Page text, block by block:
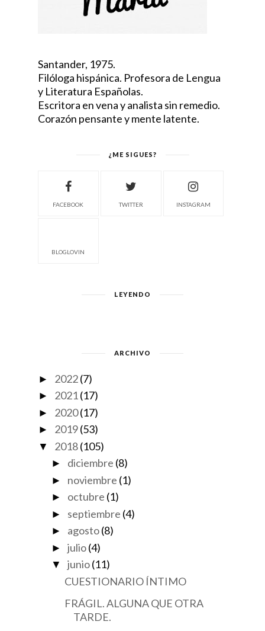
Santander, 1975.
Filóloga hispánica. Profesora de Lengua
y Literatura Españolas.
Escritora en vena y analista sin remedio.
Corazón pensante y mente latente.
¿ME SIGUES?
FACEBOOK TWITTER INSTAGRAM
BLOGLOVIN
LEYENDO
ARCHIVO
► 2022(7)
► 2021(17)
► 2020(17)
► 2019(53)
▼ 2018(105)
► diciembre (8)
► noviembre (1)
► octubre (1)
► septiembre (4)
► agosto (8)
► julio (4)
▼ junio (11)
CUESTIONARIO ÍNTIMO
FRÁGIL. ALGUNA QUE OTRA
TARDE.